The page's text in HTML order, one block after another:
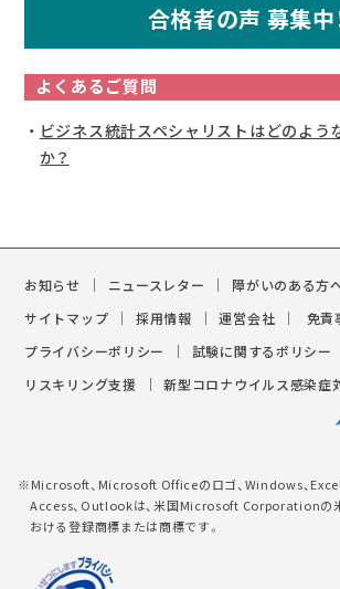
合格者の声 募集中
よくあるご質問
ビジネス統計スペシャリストはどのよう
か？
お知らせ ニュースレター
障がいのある方
サイトマップ
採用情報 運営会社
免責
プライバシーポリシー
試験に関するポリシー
リスキリング支援
新型コロナウイルス感染症
※Microsoft、Microsoft Officeのロゴ、Windows、Excel
Access、Outlookは、米国Microsoft Corporationの
おける登録商標または商標です。